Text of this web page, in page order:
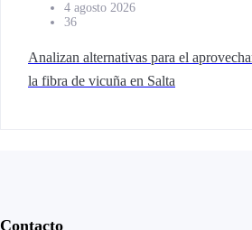
4 agosto 2026
36
Analizan alternativas para el
la fibra de vicuña en Salta
Contacto